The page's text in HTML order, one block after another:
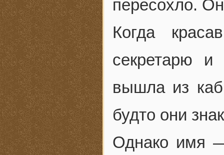
пересохло.
Когда
секретарю и
вышла из
будто они
Однако имя